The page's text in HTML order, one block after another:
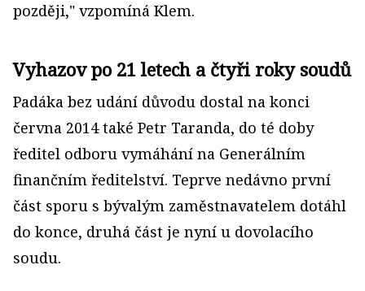
později," vzpomíná Klem.
Vyhazov po 21 letech a čtyři roky soudů
Padáka bez udání důvodu dostal na konci
června 2014 také Petr Taranda, do té doby
ředitel odboru vymáhání na Generálním
finančním ředitelství. Teprve nedávno první
část sporu s bývalým zaměstnavatelem dotáhl
do konce, druhá část je nyní u dovolacího
soudu.